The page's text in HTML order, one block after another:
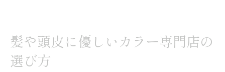
しよう
成城エリア付近のカラー専門店の選び方ポ
髪や頭皮に優しいカラー専門店の
選び方